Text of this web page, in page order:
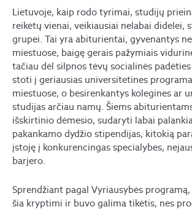
Lietuvoje, kaip rodo tyrimai, studijų
reikėtų vienai, veikiausiai nelabai didelei,
grupei. Tai yra abiturientai, gyvenantys
miestuose, baigę gerais pažymiais
tačiau dėl silpnos tėvų socialinės
stoti į geriausias universitetines
miestuose, o besirenkantys kolegines ar
studijas arčiau namų. Šiems
išskirtinio dėmesio, sudaryti labai
pakankamo dydžio stipendijas, kitokią
įstoję į konkurencingas specialybes,
barjero.
Sprendžiant pagal Vyriausybės
šia kryptimi ir buvo galima tikėtis, nes